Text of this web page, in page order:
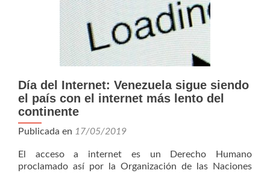
Día del Internet: Venezuela sigue siendo
el país con el internet más lento del
continente
Publicada en 17/05/2019
El acceso a internet es un Derecho Humano
proclamado así por la Organización de las Naciones